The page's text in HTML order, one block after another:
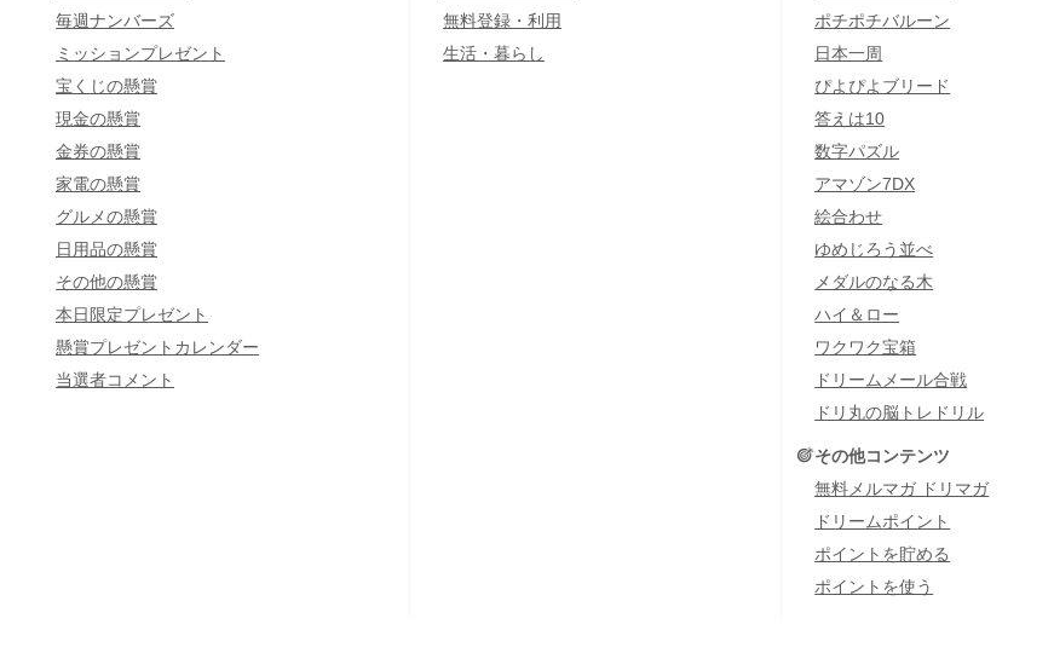
毎週ナンバーズ
ミッションプレゼント
宝くじの懸賞
現金の懸賞
金券の懸賞
家電の懸賞
グルメの懸賞
日用品の懸賞
その他の懸賞
本日限定プレゼント
懸賞プレゼントカレンダー
当選者コメント
無料登録・利用
生活・暮らし
ポチポチバルーン
日本一周
ぴよぴよブリード
答えは10
数字パズル
アマゾン7DX
絵合わせ
ゆめじろう並べ
メダルのなる木
ハイ＆ロー
ワクワク宝箱
ドリームメール合戦
ドリ丸の脳トレドリル
その他コンテンツ
無料メルマガ ドリマガ
ドリームポイント
ポイントを貯める
ポイントを使う